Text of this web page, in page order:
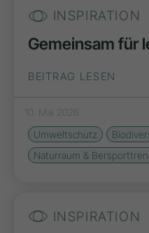
INSPIRATION
Gemeinsam für
BEITRAG LESEN
10. Mai 2026
Umweltschutz
Naturraum &
INSPIRATION